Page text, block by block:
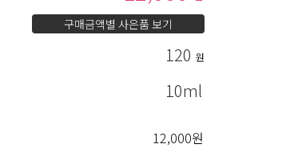
구매금액별 사은품 보기
120 원
10ml
12,000원